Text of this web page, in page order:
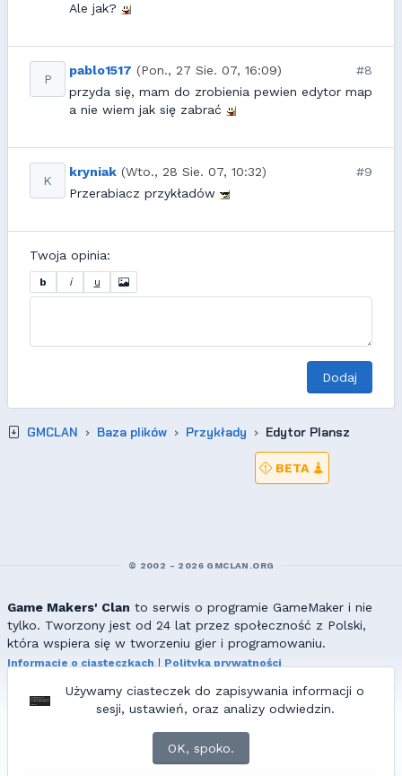
Ale jak?
P
pablo1517 (Pon., 27 Sie. 07, 16:09)
#8
przyda się, mam do zrobienia pewien edytor map
a nie wiem jak się zabrać
K
kryniak (Wto., 28 Sie. 07, 10:32)
#9
Przerabiacz przykładów
Twoja opinia:
b i u
Dodaj
GMCLAN Baza plików Przykłady Edytor Plansz
Używamy ciasteczek do zapisywania informacji o
sesji, ustawień, oraz analizy odwiedzin.
OK, spoko.
BETA
© 2002 - 2026 GMCLAN.ORG
Game Makers' Clan to serwis o programie GameMaker i nie
tylko. Tworzony jest od 24 lat przez społeczność z Polski,
która wspiera się w tworzeniu gier i programowaniu.
Informacje o ciasteczkach
Polityka prywatności
Wszelkie prawa zastrzeżone. Kopiowanie materiałów bez zgody
redakcji zabronione!
ZNAJDZIESZ NAS TAKŻE NA: